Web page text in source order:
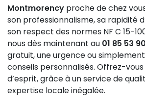
Montmorency proche de chez
son professionnalisme, sa rapidité
son respect des normes NF C 15-
nous dès maintenant au 01 85 53
gratuit, une urgence ou
conseils personnalisés. Offrez-
d’esprit, grâce à un service de
expertise locale inégalée.